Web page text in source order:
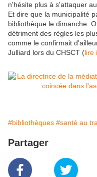
n'hésite plus à s'attaquer
Et dire que la municipalité
bibliothèque le dimanche.
détriment des règles les
comme le confirmait
Julliard lors du CHSCT (lire
#bibliothèques #santé au
Partager